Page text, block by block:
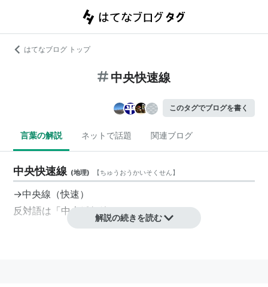
はてなブログ トップ
中央快速線
このタグでブログを書く
言葉の解説 ネットで話題 関連ブログ
中央快速線 (地理) 【ちゅうおうかいそくせん】
→中央線（快速）
反対語は「中央緩行線」。
解説の続きを読む